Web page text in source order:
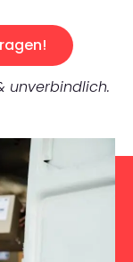
unverbindlich.